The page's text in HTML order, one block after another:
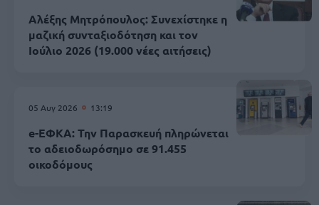
Αλέξης Μητρόπουλος: Συνεχίστηκε η
μαζική συνταξιοδότηση και τον
Ιούλιο 2026 (19.000 νέες αιτήσεις)
05 Αυγ 2026 13:19
e-ΕΦΚΑ: Την Παρασκευή πληρώνεται
το αδειοδωρόσημο σε 91.455
οικοδόμους